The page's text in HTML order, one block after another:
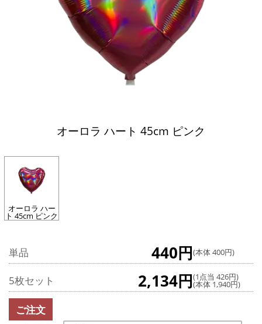
オーロラ ハート 45cm ピンク
オーロラ ハー
ト 45cm ピンク
単品 440円(本体 400円)
5枚セット 2,134円(1点当 426円)
(本体 1,940円)
ご注文